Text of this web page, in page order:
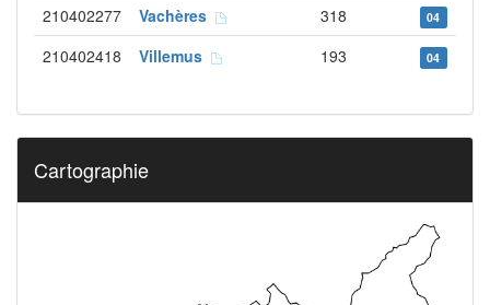
210402277 Vachères 318 04
210402418 Villemus 193 04
Cartographie